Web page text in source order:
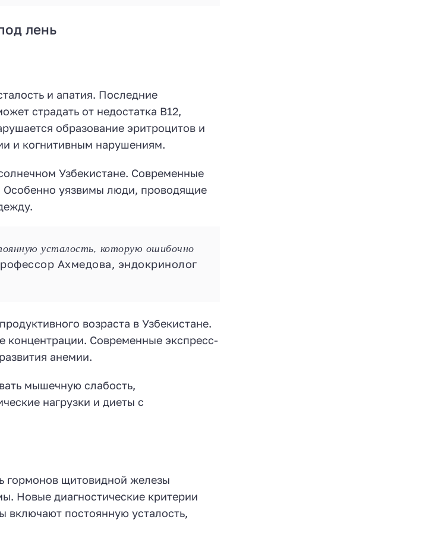
лень
и апатия. Последние
страдать от недостатка B12,
образование эритроцитов и
и когнитивным нарушениям.
Узбекистане. Современные
Особенно уязвимы люди, проводящие
усталость, которую ошибочно
Ахмедова, эндокринолог
возраста в Узбекистане.
концентрации. Современные экспресс-
анемии.
мышечную слабость,
нагрузки и диеты с
гормонов щитовидной железы
Новые диагностические критерии
включают постоянную усталость,